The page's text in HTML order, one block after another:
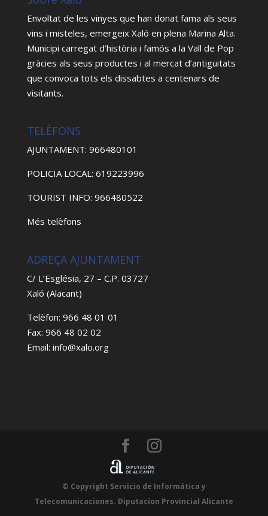
Envoltat de les vinyes que han donat fama als seus
vins i misteles, emergeix Xaló en plena Marina Alta.
Municipi carregat d’història i famós a la Vall de Pop
gràcies als seus productes i al mercat d’antiguitats
que convoca tots els dissabtes a centenars de
visitants.
TELÈFONS
AJUNTAMENT: 966480101
POLICIA LOCAL: 619223996
TOURIST INFO: 966480522
Més telèfons
ADREÇA AJUNTAMENT
C/ L’Església, 27 – C.P. 03727
Xaló (Alacant)
Telèfon: 966 48 01 01
Fax: 966 48 02 02
Email: info@xalo.org
© Copyright Servicio de Informática y
Telecomunicaciones. Diputacion Provincial Alicante